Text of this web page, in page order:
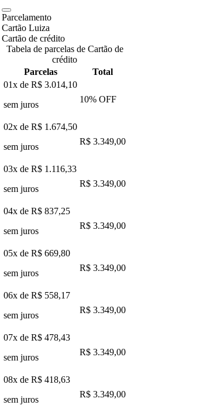
Parcelamento
Cartão Luiza
Cartão de crédito
Tabela de parcelas de Cartão de
crédito
Parcelas
Total
01x de R$ 3.014,10
sem juros
10% OFF
02x de R$ 1.674,50
sem juros
R$ 3.349,00
03x de R$ 1.116,33
sem juros
R$ 3.349,00
04x de R$ 837,25
sem juros
R$ 3.349,00
05x de R$ 669,80
sem juros
R$ 3.349,00
06x de R$ 558,17
sem juros
R$ 3.349,00
07x de R$ 478,43
sem juros
R$ 3.349,00
08x de R$ 418,63
sem juros
R$ 3.349,00